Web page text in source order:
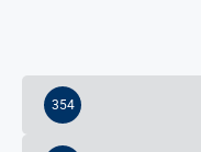
354